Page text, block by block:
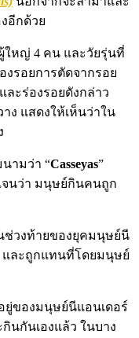
อีกด้วย
ใหญ่ 4 คน และวัยรุ่นที่
งรอยการตัดจากรอย
ะร่องรอยดังกล่าว
ง แสดงให้เห็นว่าใน
ามว่า “Casseyas”
จนว่า มนุษย์กินคนถูก
ช่วงท้ายของยุคมนุษย์นี
ละถูกแทนที่โดยมนุษย์
ของมนุษย์นีแอนเดอร์
นกันเองแล้ว ในบาง